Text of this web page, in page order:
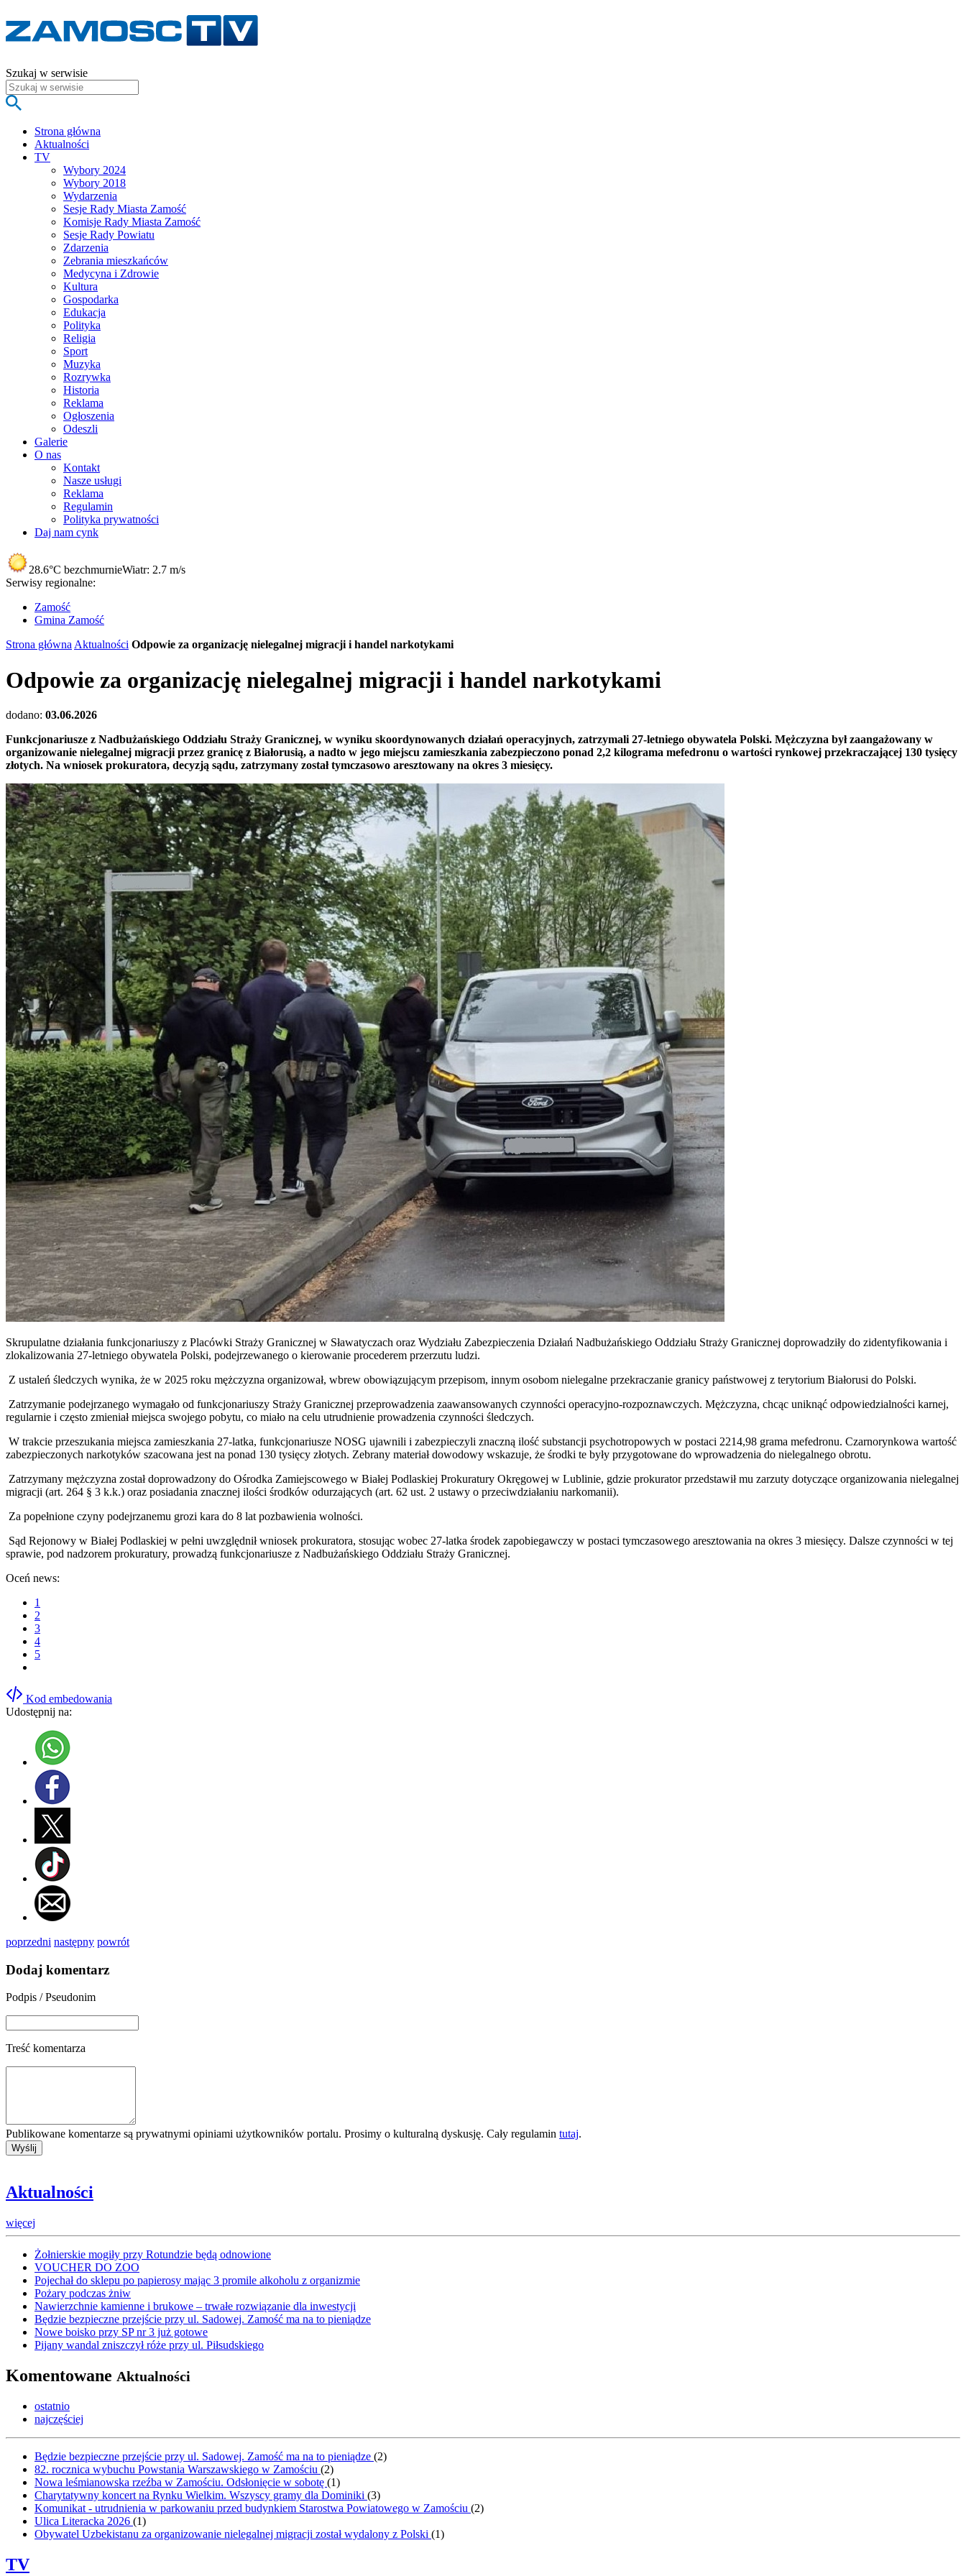
Szukaj w serwisie
Strona główna
Aktualności
TV
Wybory 2024
Wybory 2018
Wydarzenia
Sesje Rady Miasta Zamość
Komisje Rady Miasta Zamość
Sesje Rady Powiatu
Zdarzenia
Zebrania mieszkańców
Medycyna i Zdrowie
Kultura
Gospodarka
Edukacja
Polityka
Religia
Sport
Muzyka
Rozrywka
Historia
Reklama
Ogłoszenia
Odeszli
Galerie
O nas
Kontakt
Nasze usługi
Reklama
Regulamin
Polityka prywatności
Daj nam cynk
28.6°C bezchmurnieWiatr: 2.7 m/s
Serwisy regionalne:
Zamość
Gmina Zamość
Strona główna Aktualności Odpowie za organizację nielegalnej migracji i handel narkotykami
Odpowie za organizację nielegalnej migracji i handel narkotykami
dodano: 03.06.2026
Funkcjonariusze z Nadbużańskiego Oddziału Straży Granicznej, w wyniku skoordynowanych działań operacyjnych, zatrzymali 27-letniego obywatela Polski. Mężczyzna był zaangażowany w
organizowanie nielegalnej migracji przez granicę z Białorusią, a nadto w jego miejscu zamieszkania zabezpieczono ponad 2,2 kilograma mefedronu o wartości rynkowej przekraczającej 130 tysięcy
złotych. Na wniosek prokuratora, decyzją sądu, zatrzymany został tymczasowo aresztowany na okres 3 miesięcy.
Skrupulatne działania funkcjonariuszy z Placówki Straży Granicznej w Sławatyczach oraz Wydziału Zabezpieczenia Działań Nadbużańskiego Oddziału Straży Granicznej doprowadziły do zidentyfikowania i
zlokalizowania 27-letniego obywatela Polski, podejrzewanego o kierowanie procederem przerzutu ludzi.
Z ustaleń śledczych wynika, że w 2025 roku mężczyzna organizował, wbrew obowiązującym przepisom, innym osobom nielegalne przekraczanie granicy państwowej z terytorium Białorusi do Polski.
Zatrzymanie podejrzanego wymagało od funkcjonariuszy Straży Granicznej przeprowadzenia zaawansowanych czynności operacyjno-rozpoznawczych. Mężczyzna, chcąc uniknąć odpowiedzialności karnej,
regularnie i często zmieniał miejsca swojego pobytu, co miało na celu utrudnienie prowadzenia czynności śledczych.
W trakcie przeszukania miejsca zamieszkania 27-latka, funkcjonariusze NOSG ujawnili i zabezpieczyli znaczną ilość substancji psychotropowych w postaci 2214,98 grama mefedronu. Czarnorynkowa wartość
zabezpieczonych narkotyków szacowana jest na ponad 130 tysięcy złotych. Zebrany materiał dowodowy wskazuje, że środki te były przygotowane do wprowadzenia do nielegalnego obrotu.
Zatrzymany mężczyzna został doprowadzony do Ośrodka Zamiejscowego w Białej Podlaskiej Prokuratury Okręgowej w Lublinie, gdzie prokurator przedstawił mu zarzuty dotyczące organizowania nielegalnej
migracji (art. 264 § 3 k.k.) oraz posiadania znacznej ilości środków odurzających (art. 62 ust. 2 ustawy o przeciwdziałaniu narkomanii).
Za popełnione czyny podejrzanemu grozi kara do 8 lat pozbawienia wolności.
Sąd Rejonowy w Białej Podlaskiej w pełni uwzględnił wniosek prokuratora, stosując wobec 27-latka środek zapobiegawczy w postaci tymczasowego aresztowania na okres 3 miesięcy. Dalsze czynności w tej
sprawie, pod nadzorem prokuratury, prowadzą funkcjonariusze z Nadbużańskiego Oddziału Straży Granicznej.
Oceń news:
1
2
3
4
5
Kod embedowania
Udostępnij na:
poprzedni następny powrót
Dodaj komentarz
Podpis / Pseudonim
Treść komentarza
Publikowane komentarze są prywatnymi opiniami użytkowników portalu. Prosimy o kulturalną dyskusję. Cały regulamin tutaj.
Aktualności
więcej
Żołnierskie mogiły przy Rotundzie będą odnowione
VOUCHER DO ZOO
Pojechał do sklepu po papierosy mając 3 promile alkoholu z organizmie
Pożary podczas żniw
Nawierzchnie kamienne i brukowe – trwałe rozwiązanie dla inwestycji
Będzie bezpieczne przejście przy ul. Sadowej. Zamość ma na to pieniądze
Nowe boisko przy SP nr 3 już gotowe
Pijany wandal zniszczył róże przy ul. Piłsudskiego
Komentowane Aktualności
ostatnio
najczęściej
Będzie bezpieczne przejście przy ul. Sadowej. Zamość ma na to pieniądze (2)
82. rocznica wybuchu Powstania Warszawskiego w Zamościu (2)
Nowa leśmianowska rzeźba w Zamościu. Odsłonięcie w sobotę (1)
Charytatywny koncert na Rynku Wielkim. Wszyscy gramy dla Dominiki (3)
Komunikat - utrudnienia w parkowaniu przed budynkiem Starostwa Powiatowego w Zamościu (2)
Ulica Literacka 2026 (1)
Obywatel Uzbekistanu za organizowanie nielegalnej migracji został wydalony z Polski (1)
TV